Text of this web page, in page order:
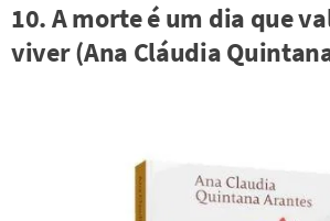
10. A morte é um dia que
viver (Ana Cláudia